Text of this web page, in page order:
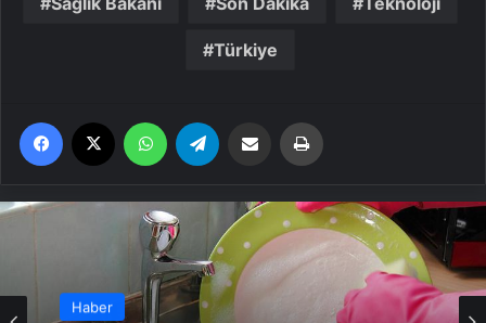
Türkiye
Facebook WhatsApp Email'den paylaş
Haber